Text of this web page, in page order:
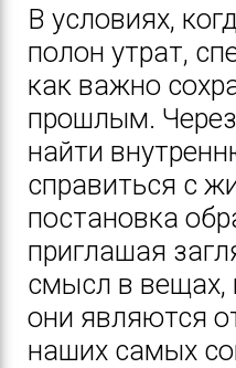
В условиях,
полон утрат,
как важно
прошлым.
найти
справиться с
постановка
приглашая
смысл в вещах,
они являются
наших самых